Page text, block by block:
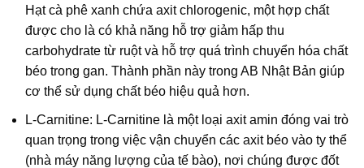
Hạt cà phê xanh chứa axit chlorogenic, một hợp chất
được cho là có khả năng hỗ trợ giảm hấp thu
carbohydrate từ ruột và hỗ trợ quá trình chuyển hóa chất
béo trong gan. Thành phần này trong AB Nhật Bản giúp
cơ thể sử dụng chất béo hiệu quả hơn.
L-Carnitine: L-Carnitine là một loại axit amin đóng vai trò
quan trọng trong việc vận chuyển các axit béo vào ty thể
(nhà máy năng lượng của tế bào), nơi chúng được đốt